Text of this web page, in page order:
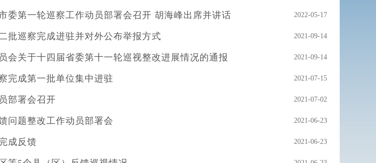
委第一轮巡察工作动员部署会召开 胡海峰出席并讲话 2022-05-17
批巡察完成进驻并对外公布举报方式 2021-09-14
会关于十四届省委第十一轮巡视整改进展情况的通报 2021-09-14
完成第一批单位集中进驻 2021-07-15
部署会召开 2021-07-02
问题整改工作动员部署会 2021-06-23
成反馈 2021-06-23